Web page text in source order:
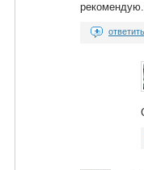
ответить